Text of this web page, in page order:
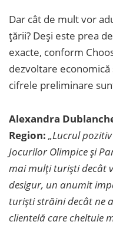
Dar cât de mult vor
țării? Deși este prea
exacte, conform
dezvoltare
cifrele preliminare
Alexandra
Region: „Lucrul
Jocurilor Olimpice și
mai mulți turiști decât
desigur, un anumit
turiști străini decât ne
clientelă care cheltuie